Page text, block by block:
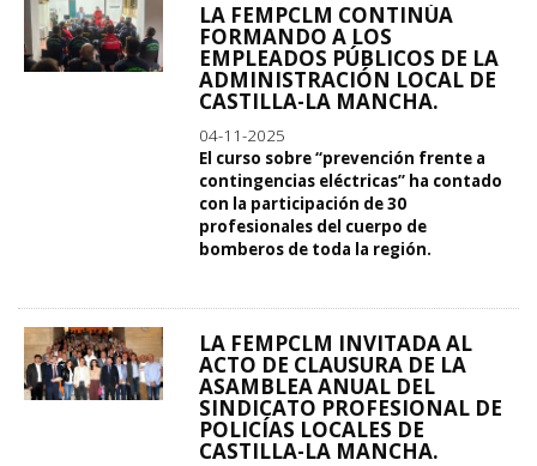
LA FEMPCLM CONTINÚA
FORMANDO A LOS
EMPLEADOS PÚBLICOS DE LA
ADMINISTRACIÓN LOCAL DE
CASTILLA-LA MANCHA.
04-11-2025
El curso sobre “prevención frente a
contingencias eléctricas” ha contado
con la participación de 30
profesionales del cuerpo de
bomberos de toda la región.
LA FEMPCLM INVITADA AL
ACTO DE CLAUSURA DE LA
ASAMBLEA ANUAL DEL
SINDICATO PROFESIONAL DE
POLICÍAS LOCALES DE
CASTILLA-LA MANCHA.